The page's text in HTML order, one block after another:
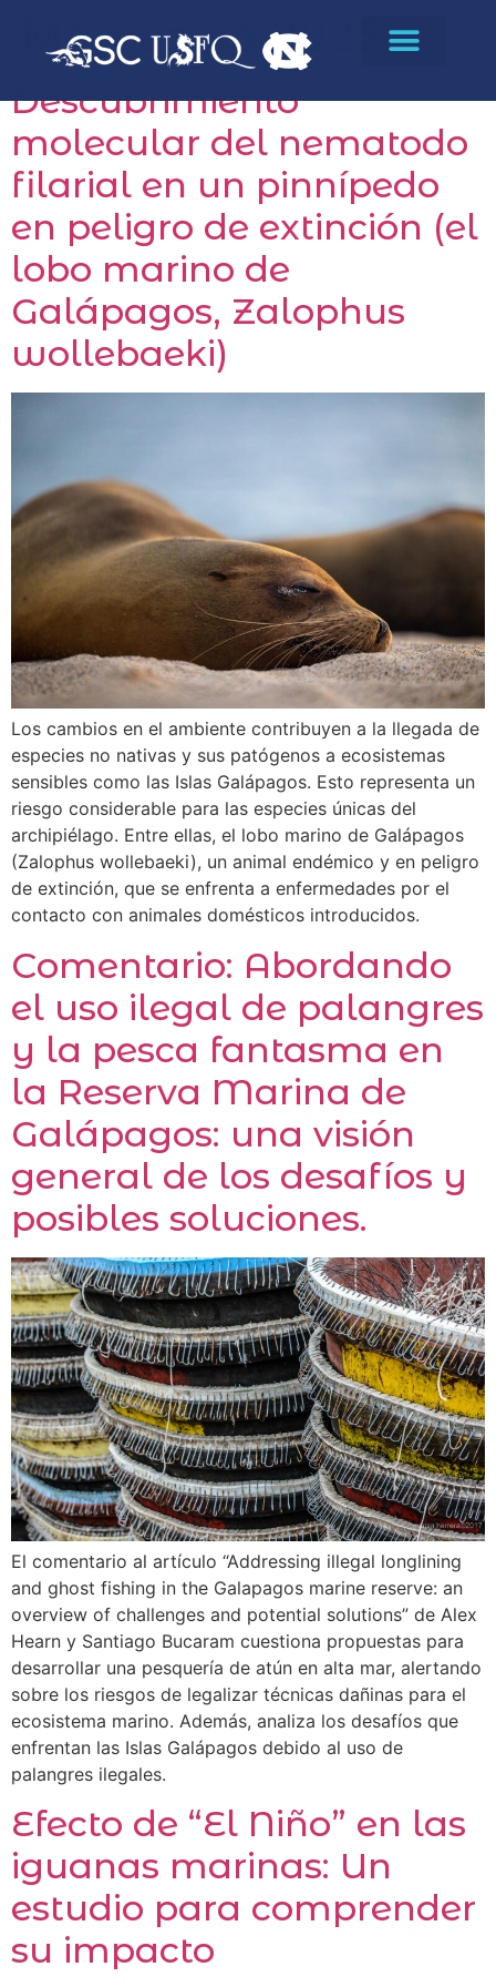
Mes:enero 2025
Descubrimiento
molecular del nematodo
filarial en un pinnípedo
en peligro de extinción (el
lobo marino de
Galápagos, Zalophus
wollebaeki)
Los cambios en el ambiente contribuyen a la llegada de
especies no nativas y sus patógenos a ecosistemas
sensibles como las Islas Galápagos. Esto representa un
riesgo considerable para las especies únicas del
archipiélago. Entre ellas, el lobo marino de Galápagos
(Zalophus wollebaeki), un animal endémico y en peligro
de extinción, que se enfrenta a enfermedades por el
contacto con animales domésticos introducidos.
Comentario: Abordando
el uso ilegal de palangres
y la pesca fantasma en
la Reserva Marina de
Galápagos: una visión
general de los desafíos y
posibles soluciones.
El comentario al artículo “Addressing illegal longlining
and ghost fishing in the Galapagos marine reserve: an
overview of challenges and potential solutions” de Alex
Hearn y Santiago Bucaram cuestiona propuestas para
desarrollar una pesquería de atún en alta mar, alertando
sobre los riesgos de legalizar técnicas dañinas para el
ecosistema marino. Además, analiza los desafíos que
enfrentan las Islas Galápagos debido al uso de
palangres ilegales.
Efecto de “El Niño” en las
iguanas marinas: Un
estudio para comprender
su impacto